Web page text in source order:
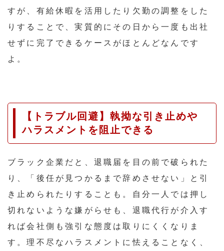
すが、有給休暇を活用したり欠勤の調整をした
りすることで、実質的にその日から一度も出社
せずに完了できるケースがほとんどなんです
よ。
【トラブル回避】執拗な引き止めや
ハラスメントを阻止できる
ブラック企業だと、退職届を目の前で破られた
り、「後任が見つかるまで辞めさせない」と引
き止められたりすることも。自分一人では押し
切れないような嫌がらせも、退職代行が介入す
れば会社側も強引な態度は取りにくくなりま
す。理不尽なハラスメントに怯えることなく、